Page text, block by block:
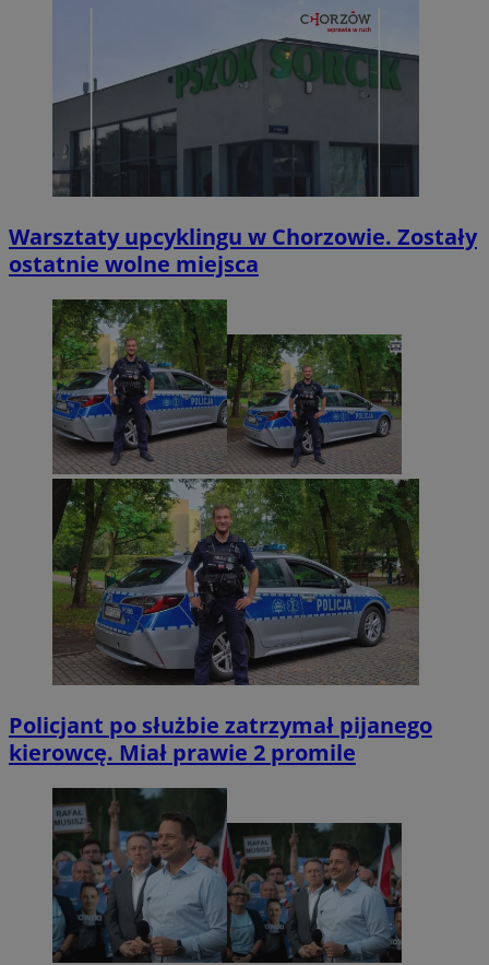
Warsztaty upcyklingu w Chorzowie. Zostały
ostatnie wolne miejsca
Policjant po służbie zatrzymał pijanego
kierowcę. Miał prawie 2 promile